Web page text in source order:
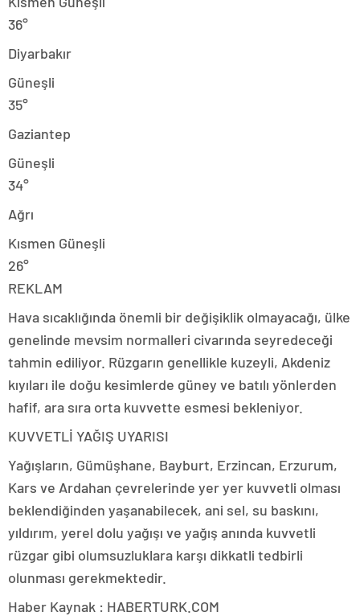
36°
Diyarbakır
Güneşli
35°
Gaziantep
Güneşli
34°
Ağrı
Kısmen Güneşli
26°
REKLAM
Hava sıcaklığında önemli bir değişiklik olmayacağı, ülke
genelinde mevsim normalleri civarında seyredeceği
tahmin ediliyor. Rüzgarın genellikle kuzeyli, Akdeniz
kıyıları ile doğu kesimlerde güney ve batılı yönlerden
hafif, ara sıra orta kuvvette esmesi bekleniyor.
KUVVETLİ YAĞIŞ UYARISI
Yağışların, Gümüşhane, Bayburt, Erzincan, Erzurum,
Kars ve Ardahan çevrelerinde yer yer kuvvetli olması
beklendiğinden yaşanabilecek, ani sel, su baskını,
yıldırım, yerel dolu yağışı ve yağış anında kuvvetli
rüzgar gibi olumsuzluklara karşı dikkatli tedbirli
olunması gerekmektedir.
Haber Kaynak : HABERTURK.COM